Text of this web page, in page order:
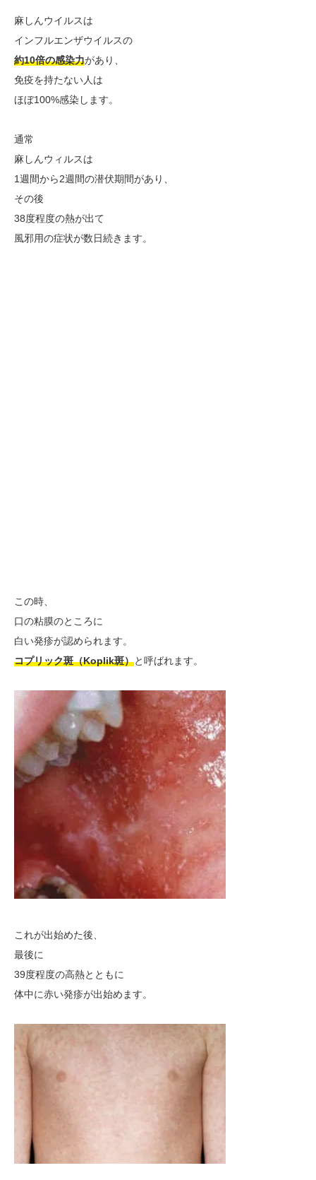
麻しんウイルスは
インフルエンザウイルスの
約10倍の感染力があり、
免疫を持たない人は
ほぼ100%感染します。
通常
麻しんウィルスは
1週間から2週間の潜伏期間があり、
その後
38度程度の熱が出て
風邪用の症状が数日続きます。
この時、
口の粘膜のところに
白い発疹が認められます。
コプリック斑（Koplik斑）と呼ばれます。
これが出始めた後、
最後に
39度程度の高熱とともに
体中に赤い発疹が出始めます。